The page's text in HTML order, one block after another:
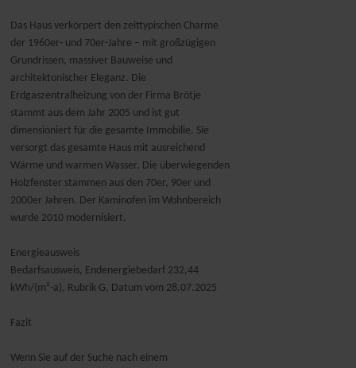
Das Haus verkörpert den zeittypischen Charme
der 1960er- und 70er-Jahre – mit großzügigen
Grundrissen, massiver Bauweise und
architektonischer Eleganz. Die
Erdgaszentralheizung von der Firma Brötje
stammt aus dem Jahr 2005 und ist gut
dimensioniert für die gesamte Immobilie. Sie
versorgt das gesamte Haus mit ausreichend
Wärme und warmen Wasser. Die überwiegenden
Holzfenster stammen aus den 70er, 90er und
2000er Jahren. Der Kaminofen im Wohnbereich
wurde 2010 modernisiert.
Energieausweis
Bedarfsausweis, Endenergiebedarf 232,44
kWh/(m²-a), Rubrik G, Datum vom 28.07.2025
Fazit
Wenn Sie auf der Suche nach einem